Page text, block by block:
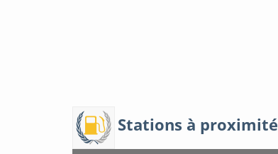
Stations à proximité